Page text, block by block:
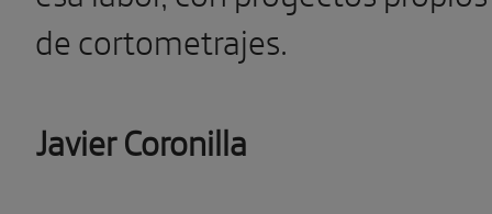
de cortometrajes.
Javier Coronilla